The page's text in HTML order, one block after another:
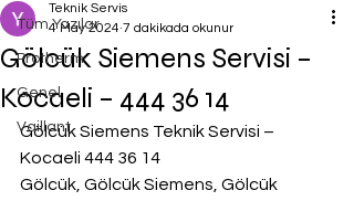
Tüm Yazılar
Protherm
Genel
Vaillant
Gölcük Siemens Servisi –
Kocaeli – 444 36 14
Teknik Servis
4 May 2024 7 dakikada okunur
Gölcük Siemens Teknik Servisi –
Kocaeli 444 36 14
Gölcük, Gölcük Siemens, Gölcük